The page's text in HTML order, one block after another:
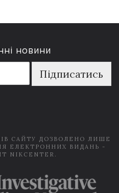
новини
Підписатись
САЙТУ ДОЗВОЛЕНО ЛИШЕ
ЕЛЕКТРОННИХ ВИДАНЬ -
NIKCENTER.